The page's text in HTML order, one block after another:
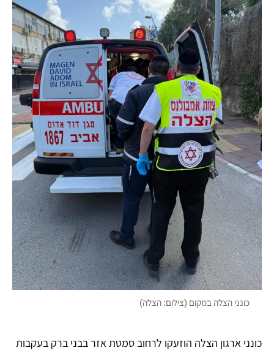
כונני הצלה במקום (צילום: הצלה)
כונני ארגון הצלה הוזעקו לרחוב סמטת אזר בבני ברק בעקבות